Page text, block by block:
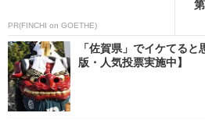
PR(FINCHI on GOETHE)
第
「佐賀県」でイケてる
版・人気投票実施中】